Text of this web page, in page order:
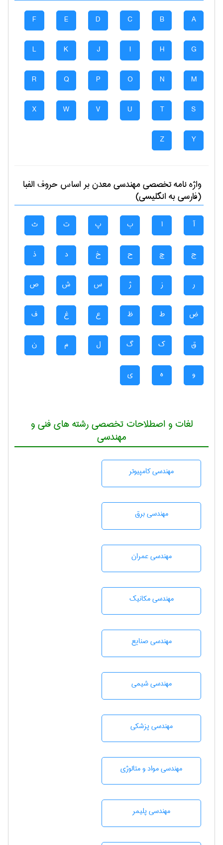
A
B
C
D
E
F
G
H
I
J
K
L
M
N
O
P
Q
R
S
T
U
V
W
X
Y
Z
واژه نامه تخصصیمهندسی معدنبر اساس حروف الفبا
(فارسی به انگلیسی)
آ ا ب پ ت ث
ج چ ح خ د ذ
ر ز ژ س ش ص
ض ط ظ ع غ ف
ق ک گ ل م ن
و ه ی
لغات و اصطلاحات تخصصی رشته های فنی و
مهندسی
مهندسی كامپيوتر
مهندسی برق
مهندسی عمران
مهندسی مکانیک
مهندسی صنايع
مهندسي شيمی
مهندسی پزشکی
مهندسی مواد و متالوژی
مهندسی پليمر